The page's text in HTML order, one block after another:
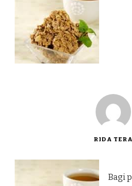
RIDA TERA
Bagi